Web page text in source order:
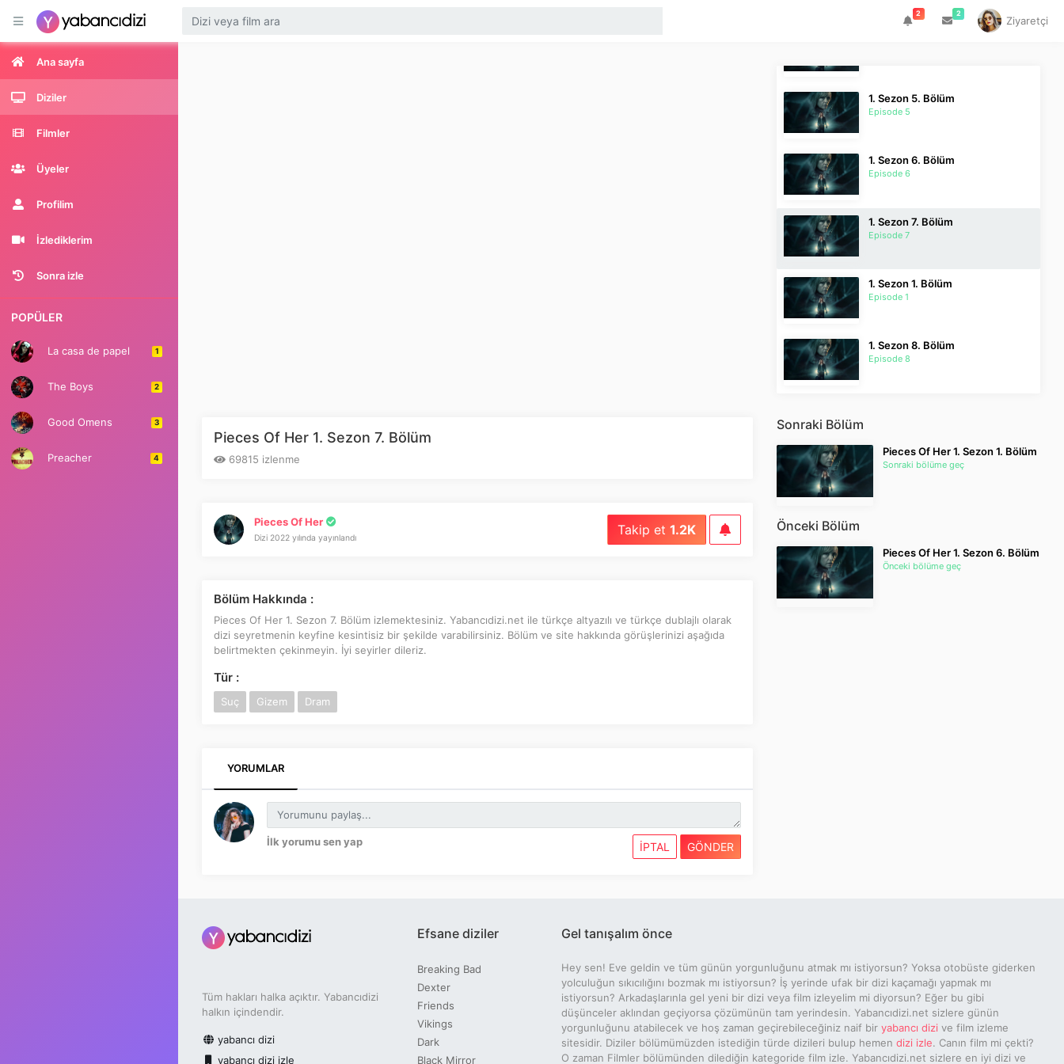
2 2
Ziyaretçi
Ana sayfa
Diziler
Filmler
Üyeler
Profilim
İzlediklerim
Sonra izle
POPÜLER
La casa de papel 1
The Boys 2
Good Omens 3
Preacher 4
1. Sezon 5. Bölüm
Episode 5
1. Sezon 6. Bölüm
Episode 6
1. Sezon 7. Bölüm
Episode 7
1. Sezon 1. Bölüm
Episode 1
1. Sezon 8. Bölüm
Episode 8
Pieces Of Her 1. Sezon 7. Bölüm
69815 izlenme
Takip et 1.2K
Pieces Of Her
Dizi 2022 yılında yayınlandı
Bölüm Hakkında :
Pieces Of Her 1. Sezon 7. Bölüm izlemektesiniz. Yabancıdizi.net ile türkçe altyazılı ve türkçe dublajlı olarak
dizi seyretmenin keyfine kesintisiz bir şekilde varabilirsiniz. Bölüm ve site hakkında görüşlerinizi aşağıda
belirtmekten çekinmeyin. İyi seyirler dileriz.
Tür :
Suç Gizem Dram
YORUMLAR
İlk yorumu sen yap İPTAL GÖNDER
Sonraki Bölüm
Pieces Of Her 1. Sezon 1. Bölüm
Sonraki bölüme geç
Önceki Bölüm
Pieces Of Her 1. Sezon 6. Bölüm
Önceki bölüme geç
Tüm hakları halka açıktır. Yabancıdizi
halkın içindendir.
yabancı dizi
yabancı dizi izle
Efsane diziler
Breaking Bad
Dexter
Friends
Vikings
Dark
Black Mirror
Gel tanışalım önce
Hey sen! Eve geldin ve tüm günün yorgunluğunu atmak mı istiyorsun? Yoksa otobüste giderken
yolculuğun sıkıcılığını bozmak mı istiyorsun? İş yerinde ufak bir dizi kaçamağı yapmak mı
istiyorsun? Arkadaşlarınla gel yeni bir dizi veya film izleyelim mi diyorsun? Eğer bu gibi
düşünceler aklından geçiyorsa çözümünün tam yerindesin. Yabancıdizi.net sizlere günün
yorgunluğunu atabilecek ve hoş zaman geçirebileceğiniz naif bir yabancı dizi ve film izleme
sitesidir. Diziler bölümümüzden istediğin türde dizileri bulup hemen dizi izle. Canın film mi çekti?
O zaman Filmler bölümünden dilediğin kategoride film izle. Yabancıdizi.net sizlere en iyi dizi ve